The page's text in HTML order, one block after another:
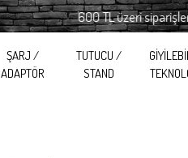
600 TL üzeri siparişlerinizde
ŞARJ /
ADAPTÖR
TUTUCU /
STAND